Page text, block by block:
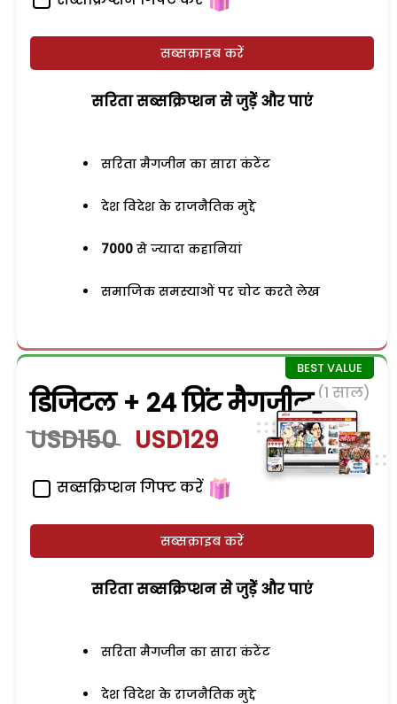
सब्सक्राइब करें
सरिता सब्सक्रिप्शन से जुड़ेें और पाएं
सरिता मैगजीन का सारा कंटेंट
देश विदेश के राजनैतिक मुद्दे
7000 से ज्यादा कहानियां
समाजिक समस्याओं पर चोट करते लेख
डिजिटल + 24 प्रिंट मैगजीन (1 साल)
USD150 USD129
सब्सक्रिप्शन गिफ्ट करें
सब्सक्राइब करें
सरिता सब्सक्रिप्शन से जुड़ेें और पाएं
सरिता मैगजीन का सारा कंटेंट
देश विदेश के राजनैतिक मुद्दे